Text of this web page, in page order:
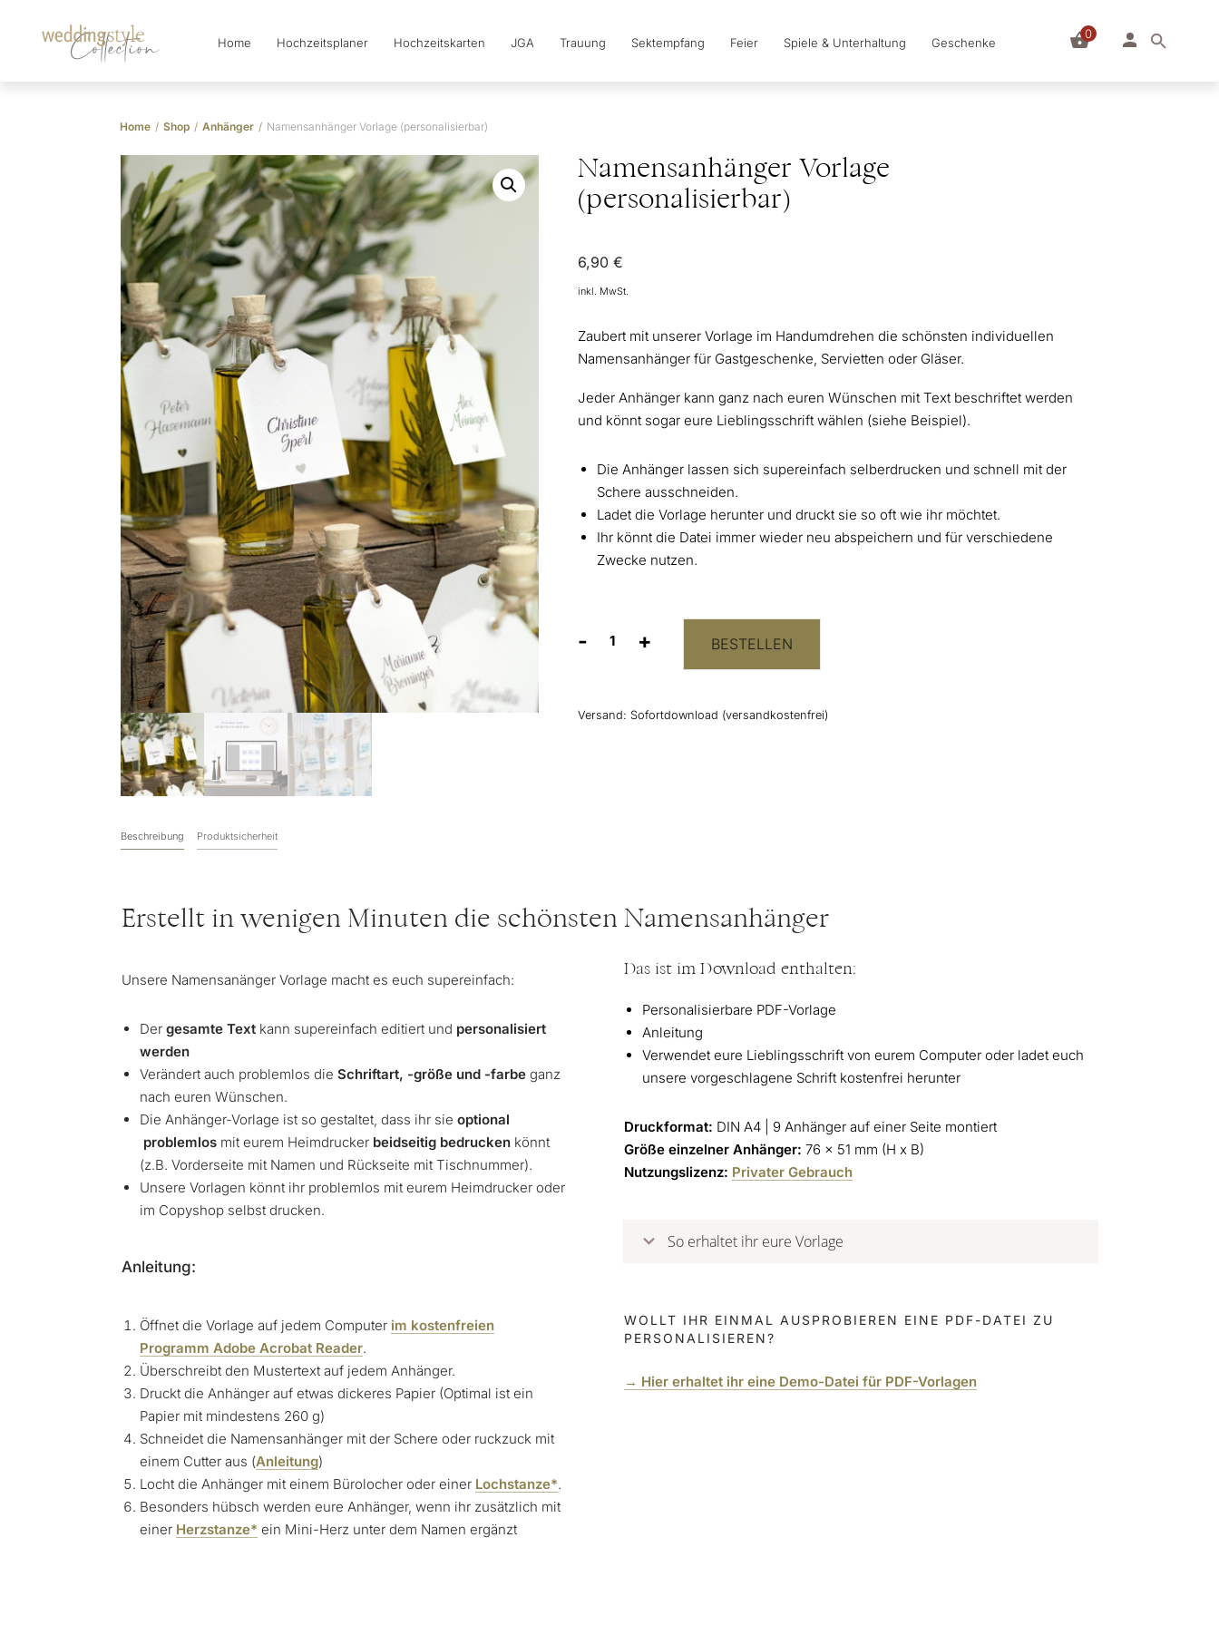
Collection Home Hochzeitsplaner Hochzeitskarten JGA Trauung Sektempfang Feier Spiele & Unterhaltung Geschenke
0
Home / Shop / Anhänger / Namensanhänger Vorlage (personalisierbar)
Namensanhänger Vorlage
(personalisierbar)
6,90€
inkl. MwSt.
Zaubert mit unserer Vorlage im Handumdrehen die schönsten individuellen
Namensanhänger für Gastgeschenke, Servietten oder Gläser.
Jeder Anhänger kann ganz nach euren Wünschen mit Text beschriftet werden
und könnt sogar eure Lieblingsschrift wählen (siehe Beispiel).
Die Anhänger lassen sich supereinfach selberdrucken und schnell mit der
Schere ausschneiden.
Ladet die Vorlage herunter und druckt sie so oft wie ihr möchtet.
Ihr könnt die Datei immer wieder neu abspeichern und für verschiedene
Zwecke nutzen.
-
Namensanhänger
Menge
+ BESTELLEN
Versand: Sofortdownload (versandkostenfrei)
Beschreibung Produktsicherheit
Erstellt in wenigen Minuten die schönsten Namensanhänger
Unsere Namensanänger Vorlage macht es euch supereinfach:
Der gesamte Text kann supereinfach editiert und personalisiert
werden
Verändert auch problemlos die Schriftart, -größe und -farbe ganz
nach euren Wünschen.
Die Anhänger-Vorlage ist so gestaltet, dass ihr sie optional
problemlos mit eurem Heimdrucker beidseitig bedrucken könnt
(z.B. Vorderseite mit Namen und Rückseite mit Tischnummer).
Unsere Vorlagen könnt ihr problemlos mit eurem Heimdrucker oder
im Copyshop selbst drucken.
Anleitung:
Öffnet die Vorlage auf jedem Computer im kostenfreien
Programm Adobe Acrobat Reader.
Überschreibt den Mustertext auf jedem Anhänger.
Druckt die Anhänger auf etwas dickeres Papier (Optimal ist ein
Papier mit mindestens 260 g)
Schneidet die Namensanhänger mit der Schere oder ruckzuck mit
einem Cutter aus (Anleitung)
Locht die Anhänger mit einem Bürolocher oder einer Lochstanze*.
Besonders hübsch werden eure Anhänger, wenn ihr zusätzlich mit
einer Herzstanze* ein Mini-Herz unter dem Namen ergänzt
Das ist im Download enthalten:
Personalisierbare PDF-Vorlage
Anleitung
Verwendet eure Lieblingsschrift von eurem Computer oder ladet euch
unsere vorgeschlagene Schrift kostenfrei herunter
Druckformat: DIN A4 | 9 Anhänger auf einer Seite montiert
Größe einzelner Anhänger:76 x 51 mm (H x B)
Nutzungslizenz: Privater Gebrauch
So erhaltet ihr eure Vorlage
WOLLT IHR EINMAL AUSPROBIEREN EINE PDF-DATEI ZU
PERSONALISIEREN?
→ Hier erhaltet ihr eine Demo-Datei für PDF-Vorlagen